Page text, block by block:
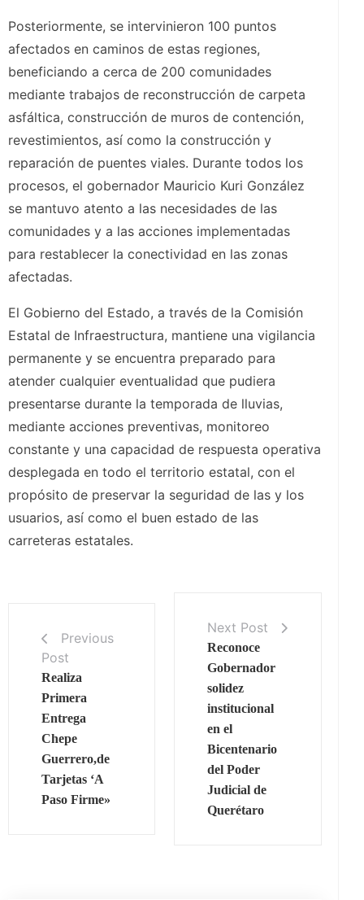
Posteriormente, se intervinieron 100 puntos
afectados en caminos de estas regiones,
beneficiando a cerca de 200 comunidades
mediante trabajos de reconstrucción de carpeta
asfáltica, construcción de muros de contención,
revestimientos, así como la construcción y
reparación de puentes viales. Durante todos los
procesos, el gobernador Mauricio Kuri González
se mantuvo atento a las necesidades de las
comunidades y a las acciones implementadas
para restablecer la conectividad en las zonas
afectadas.
El Gobierno del Estado, a través de la Comisión
Estatal de Infraestructura, mantiene una vigilancia
permanente y se encuentra preparado para
atender cualquier eventualidad que pudiera
presentarse durante la temporada de lluvias,
mediante acciones preventivas, monitoreo
constante y una capacidad de respuesta operativa
desplegada en todo el territorio estatal, con el
propósito de preservar la seguridad de las y los
usuarios, así como el buen estado de las
carreteras estatales.
Previous
Post
Realiza
Primera
Entrega
Chepe
Guerrero,de
Tarjetas ‘A
Paso Firme»
Next Post
Reconoce
Gobernador
solidez
institucional
en el
Bicentenario
del Poder
Judicial de
Querétaro